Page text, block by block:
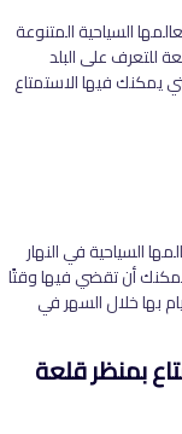
السياحية المتنوعة
على البلد
يمكنك فيها الاستمتاع
السياحية في النهار
أن تقضي فيها وقتًا
بها خلال السهر في
بمنظر قلعة